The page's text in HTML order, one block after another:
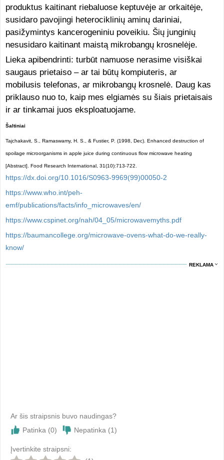
produktus kaitinant riebaluose keptuvėje ar orkaitėje,
susidaro pavojingi heterociklinių aminų dariniai,
pasižymintys kancerogeniniu poveikiu. Šių junginių
nesusidaro kaitinant maistą mikrobangų krosnelėje.
Lieka apibendrinti: turbūt namuose nerasime visiškai
saugaus prietaiso – ar tai būtų kompiuteris, ar
mobilusis telefonas, ar mikrobangų krosnelė. Daug kas
priklauso nuo to, kaip mes elgiamės su šiais prietaisais
ir ar tinkamai juos eksploatuojame.
Šaltiniai
Tajchakavit, S., Ramaswamy, H. S., & Fustier, P. (1998, Dec). Enhanced destruction of
spoilage microorganisms in apple juice during continuous flow microwave heating
[Abstract]. Food Research International, 31(10):713-722.
https://dx.doi.org/10.1016/S0963-9969(99)00050-2
https://www.who.int/peh-
emf/publications/facts/info_microwaves/en/
https://www.cspinet.org/nah/04_05/microwavemyths.pdf
https://baumancollege.org/microwave-ovens-what-do-we-really-
know/
REKLAMA
Ar šis straipsnis buvo naudingas?
Patinka (0) Nepatinka (1)
Įvertinkite straipsni: